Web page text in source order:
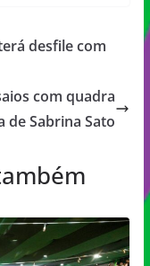
desfile com
com quadra
de Sabrina Sato